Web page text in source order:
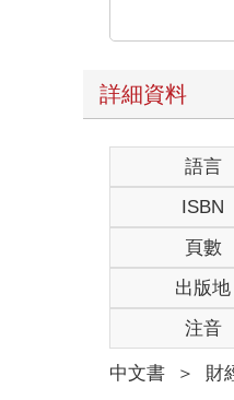
詳細資料
語言
ISBN
頁數
出版地
注音
中文書 ＞ 財